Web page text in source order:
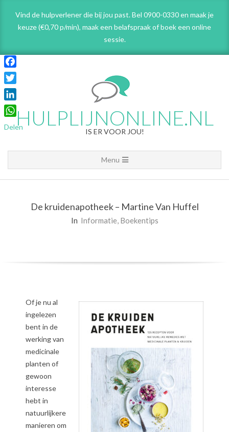
content
Vind de hulpverlener die bij jou past. Bel 0900-0330 en maak je
keuze (€0,70 p/min), maak een belafspraakof boek een online
sessie.
HULPLIJNONLINE.NL
IS ER VOOR JOU!
Navigation
Menu
Menu
De kruidenapotheek – Martine Van Huffel
In Informatie, Boekentips
Of je nu al
ingelezen
bent in de
werking van
medicinale
planten of
gewoon
interesse
hebt in
natuurlijkere
manieren om
Facebook
Twitter
LinkedIn
WhatsApp
Delen